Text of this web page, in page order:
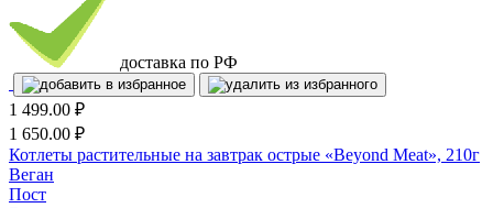
доставка по РФ
1 499.00 ₽
1 650.00 ₽
Котлеты растительные на завтрак острые «Beyond Meat», 210г
Веган
Пост